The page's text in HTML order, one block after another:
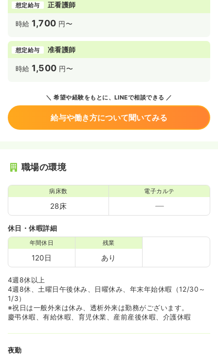
想定給与 正看護師
時給 1,700 円〜
想定給与 准看護師
時給 1,500 円〜
希望や経験をもとに、LINEで相談できる
給与や働き方について聞いてみる
職場の環境
病床数
28床
電子カルテ
休日・休暇詳細
年間休日
120日
残業
あり
4週8休以上
4週8休、土曜日午後休み、日曜休み、年末年始休暇（12/30～
1/3）
※祝日は一般外来は休み、透析外来は勤務がございます。
慶弔休暇、有給休暇、育児休業、産前産後休暇、介護休暇
夜勤